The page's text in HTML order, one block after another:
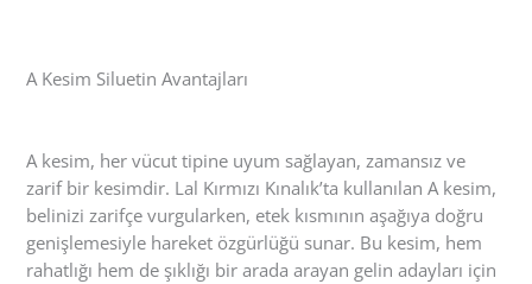
A Kesim Siluetin Avantajları
A kesim, her vücut tipine uyum sağlayan, zamansız ve
zarif bir kesimdir. Lal Kırmızı Kınalık’ta kullanılan A kesim,
belinizi zarifçe vurgularken, etek kısmının aşağıya doğru
genişlemesiyle hareket özgürlüğü sunar. Bu kesim, hem
rahatlığı hem de şıklığı bir arada arayan gelin adayları için